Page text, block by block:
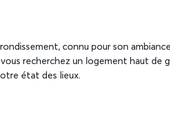
connu pour son
recherchez un logement haut de
état des lieux.